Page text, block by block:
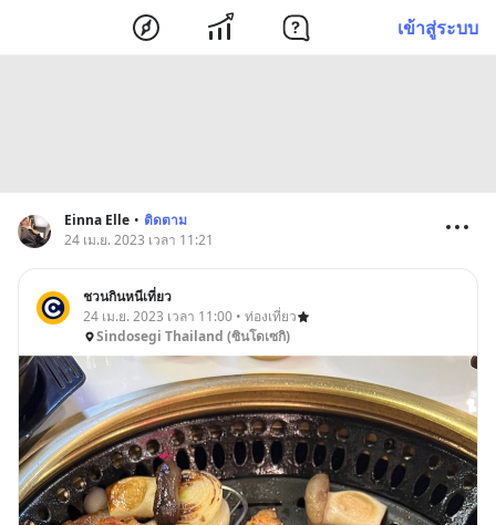
เข้าสู่ระบบ
Einna Elle • ติดตาม
24 เม.ย. 2023 เวลา 11:21
ชวนกินหนีเที่ยว
24 เม.ย. 2023 เวลา 11:00 • ท่องเที่ยว
Sindosegi Thailand (ซินโดเซกิ)